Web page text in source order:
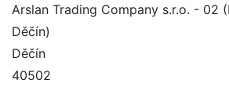
Arslan Trading Company s.r.o. - 02
Děčín)
Děčín
40502